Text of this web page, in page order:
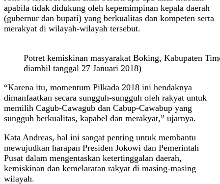
apabila tidak didukung oleh kepemimpinan kepala daerah
(gubernur dan bupati) yang berkualitas dan kompeten serta
merakyat di wilayah-wilayah tersebut.
Potret kemiskinan masyarakat Boking, Kabupaten
diambil tanggal 27 Januari 2018)
“Karena itu, momentum Pilkada 2018 ini hendaknya
dimanfaatkan secara sungguh-sungguh oleh rakyat untuk
memilih Cagub-Cawagub dan Cabup-Cawabup yang
sungguh berkualitas, kapabel dan merakyat,” ujarnya.
Kata Andreas, hal ini sangat penting untuk membantu
mewujudkan harapan Presiden Jokowi dan Pemerintah
Pusat dalam mengentaskan ketertinggalan daerah,
kemiskinan dan kemelaratan rakyat di masing-masing
wilayah.